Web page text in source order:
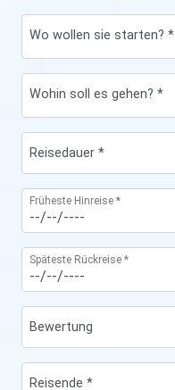
Wo wollen sie starten? *
Wohin soll es gehen? *
Früheste Hinreise *
Späteste Rückreise *